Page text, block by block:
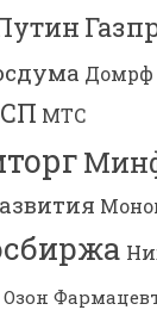
Домрф
МТС
Озон